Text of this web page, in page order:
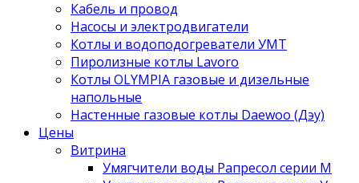
Кабель и провод
Насосы и электродвигатели
Котлы и водоподогреватели УМТ
Пиролизные котлы Lavoro
Котлы OLYMPIA газовые и дизельные
напольные
Настенные газовые котлы Daewoo (Дэу)
Цены
Витрина
Умягчители воды Рапресол серии М